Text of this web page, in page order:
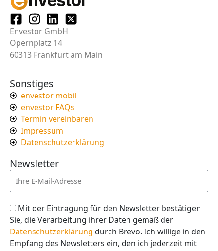
Envestor GmbH
Opernplatz 14
60313 Frankfurt am Main
Sonstiges
envestor mobil
envestor FAQs
Termin vereinbaren
Impressum
Datenschutzerklärung
Newsletter
Mit der Eintragung für den Newsletter bestätigen
Sie, die Verarbeitung ihrer Daten gemäß der
Datenschutzerklärung durch Brevo. Ich willige in den
Empfang des Newsletters ein, den ich jederzeit mit